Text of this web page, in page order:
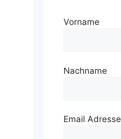
Vorname
Nachname
Email Adresse